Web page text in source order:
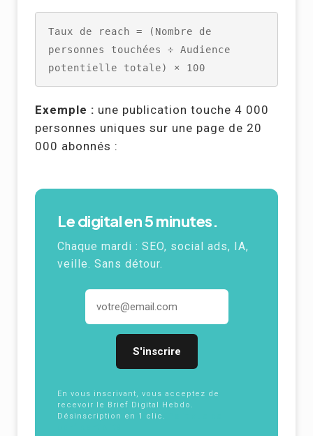
Taux de reach = (Nombre de
personnes touchées ÷ Audience
potentielle totale) × 100
Exemple : une publication touche 4 000
personnes uniques sur une page de 20
000 abonnés :
Le digital en 5 minutes.
Chaque mardi : SEO, social ads, IA,
veille. Sans détour.
Adresse email
En vous inscrivant, vous acceptez de
recevoir le Brief Digital Hebdo.
Désinscription en 1 clic.